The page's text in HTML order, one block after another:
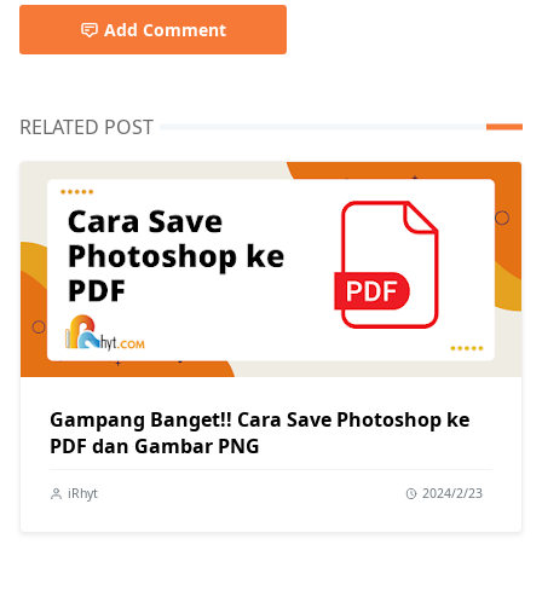
Add Comment
RELATED POST
Gampang Banget!! Cara Save Photoshop ke
PDF dan Gambar PNG
iRhyt 2024/2/23